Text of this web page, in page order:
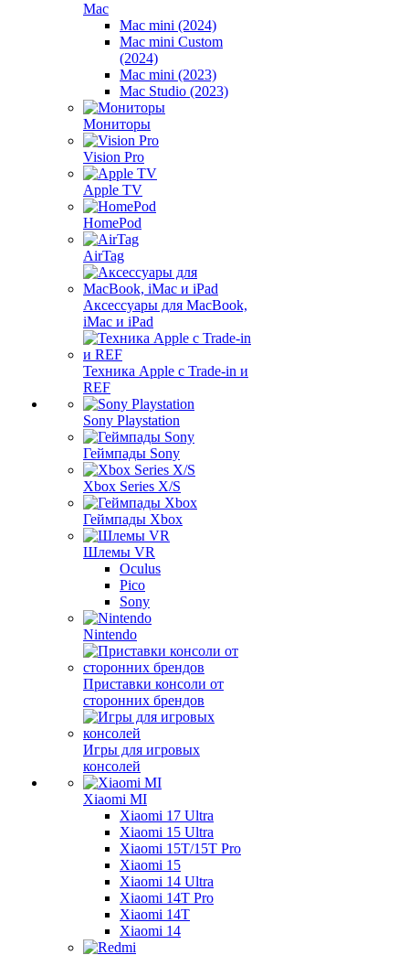
Mac
Mac mini (2024)
Mac mini Custom
(2024)
Mac mini (2023)
Mac Studio (2023)
Мониторы
Vision Pro
Apple TV
HomePod
AirTag
Аксессуары для MacBook,
iMac и iPad
Техника Apple с Trade-in и
REF
Sony Playstation
Геймпады Sony
Xbox Series X/S
Геймпады Xbox
Шлемы VR
Oculus
Pico
Sony
Nintendo
Приставки консоли от
сторонних брендов
Игры для игровых
консолей
Xiaomi MI
Xiaomi 17 Ultra
Xiaomi 15 Ultra
Xiaomi 15T/15T Pro
Xiaomi 15
Xiaomi 14 Ultra
Xiaomi 14T Pro
Xiaomi 14T
Xiaomi 14